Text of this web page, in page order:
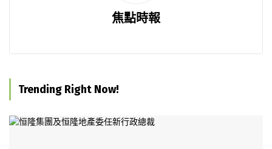
焦點時報
Trending Right Now!